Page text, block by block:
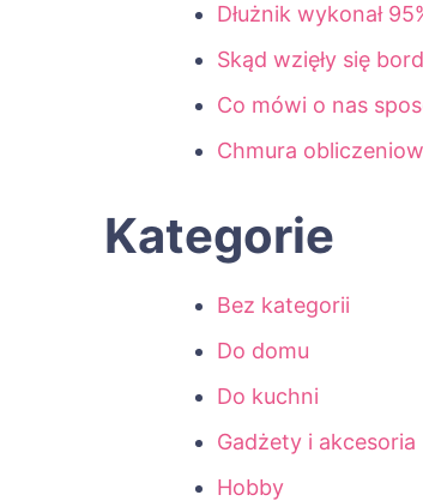
Dłużnik wykonał
Skąd wzięły się
Co mówi o nas
Chmura
Kategorie
Bez kategorii
Do domu
Do kuchni
Gadżety i akcesoria
Hobby